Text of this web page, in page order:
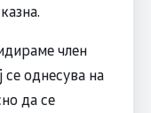
член
однесува на
да се